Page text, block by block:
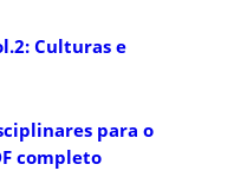
Culturas e
para o
completo